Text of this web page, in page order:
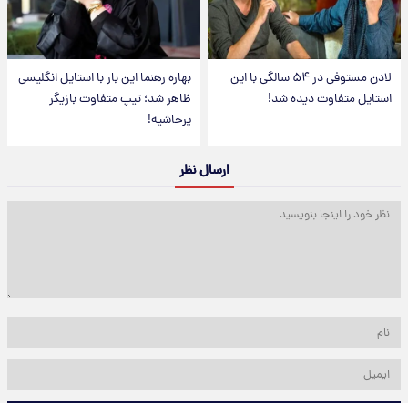
لادن مستوفی در ۵۴ سالگی با این
استایل متفاوت دیده شد!
بهاره رهنما این بار با استایل انگلیسی
ظاهر شد؛ تیپ متفاوت بازیگر
پرحاشیه!
ارسال نظر